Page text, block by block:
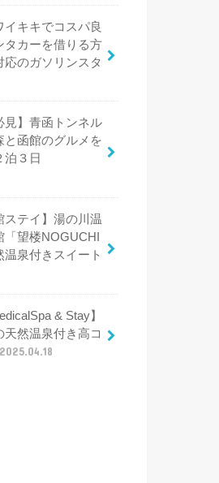
イキキでコスパ良
タカーを借りる方
応のガソリンスタ
見】青函トンネル
と函館のグルメを
泊３日
ステイ】湯の川温
「望楼NOGUCHI
温泉付きスイート
& Stay】
天然温泉付き高コ
2025.04.18